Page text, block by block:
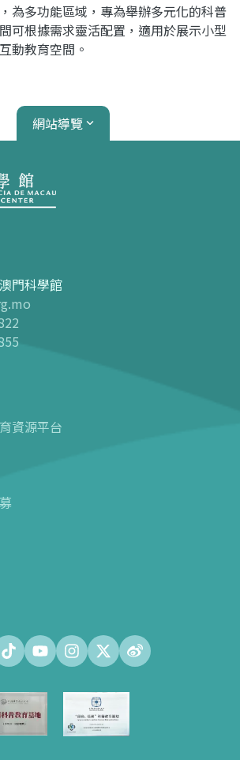
為多功能區域，專為舉辦多元化的科普
可根據需求靈活配置，適用於展示小型
動教育空間。
網站導覽
(FABLAB)
門科學館
資源平台